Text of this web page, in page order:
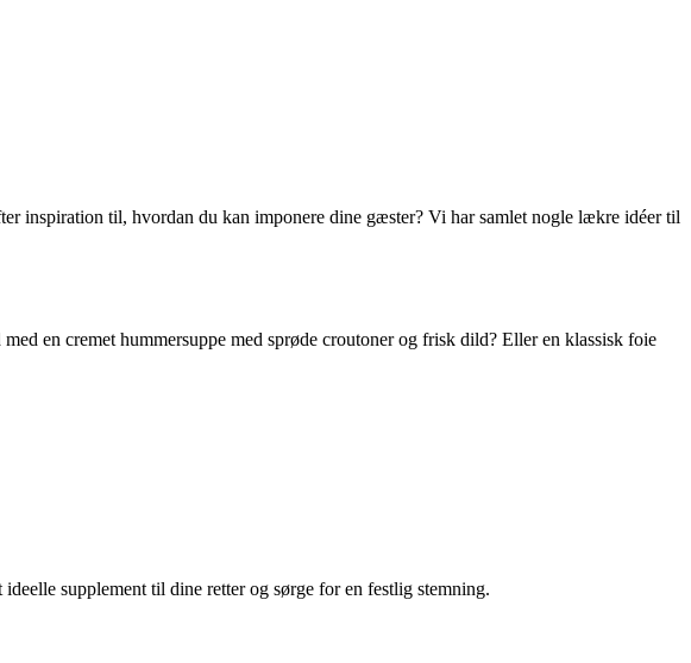
inspiration til, hvordan du kan imponere dine gæster? Vi har samlet nogle lækre idéer til
en cremet hummersuppe med sprøde croutoner og frisk dild? Eller en klassisk foie
supplement til dine retter og sørge for en festlig stemning.